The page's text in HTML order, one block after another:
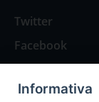
Twitter
Facebook
Spazio Lettori
Informativa